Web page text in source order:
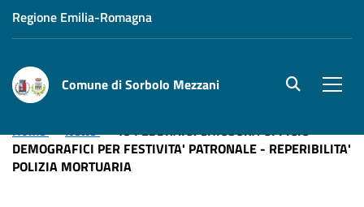
Regione Emilia-Romagna
Comune di Sorbolo Mezzani site.searc
Home News
15 FEBBRAIO: CHIUSURA UFFICIO
DEMOGRAFICI PER FESTIVITA' PATRONALE - REPERIBILITA'
POLIZIA MORTUARIA